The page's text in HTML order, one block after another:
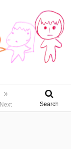
»
Next Search